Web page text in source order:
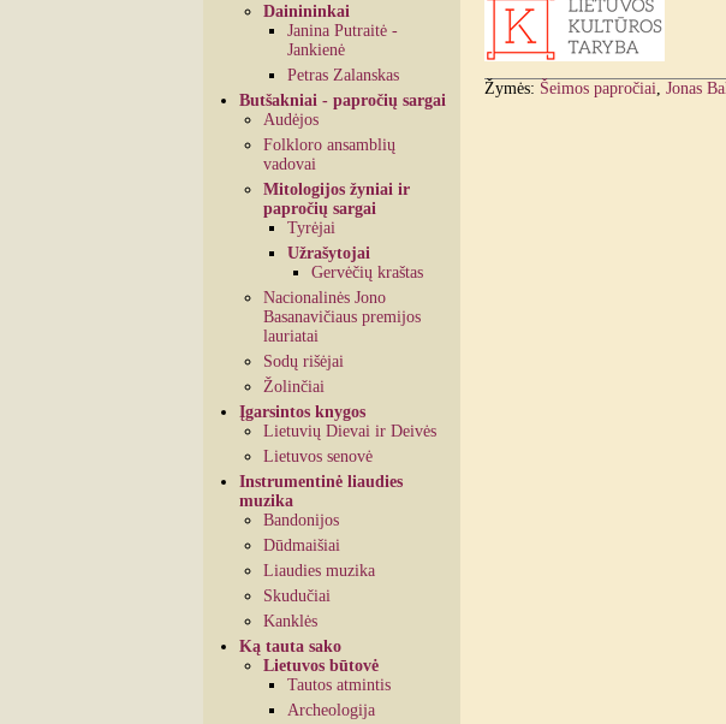
Dainininkai
Janina Putraitė -
Jankienė
Petras Zalanskas
Butšakniai - papročių sargai
Audėjos
Folkloro ansamblių
vadovai
Mitologijos žyniai ir
papročių sargai
Tyrėjai
Užrašytojai
Gervėčių kraštas
Nacionalinės Jono
Basanavičiaus premijos
lauriatai
Sodų rišėjai
Žolinčiai
Įgarsintos knygos
Lietuvių Dievai ir Deivės
Lietuvos senovė
Instrumentinė liaudies
muzika
Bandonijos
Dūdmaišiai
Liaudies muzika
Skudučiai
Kanklės
Ką tauta sako
Lietuvos būtovė
Tautos atmintis
Archeologija
Žymės: Šeimos papročiai Jonas